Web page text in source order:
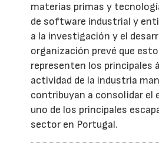
materias primas y
de software industrial y
a la investigación y el
organización prevé que
representen los principales
actividad de la industria
contribuyan a consolidar el
uno de los principales
sector en Portugal.